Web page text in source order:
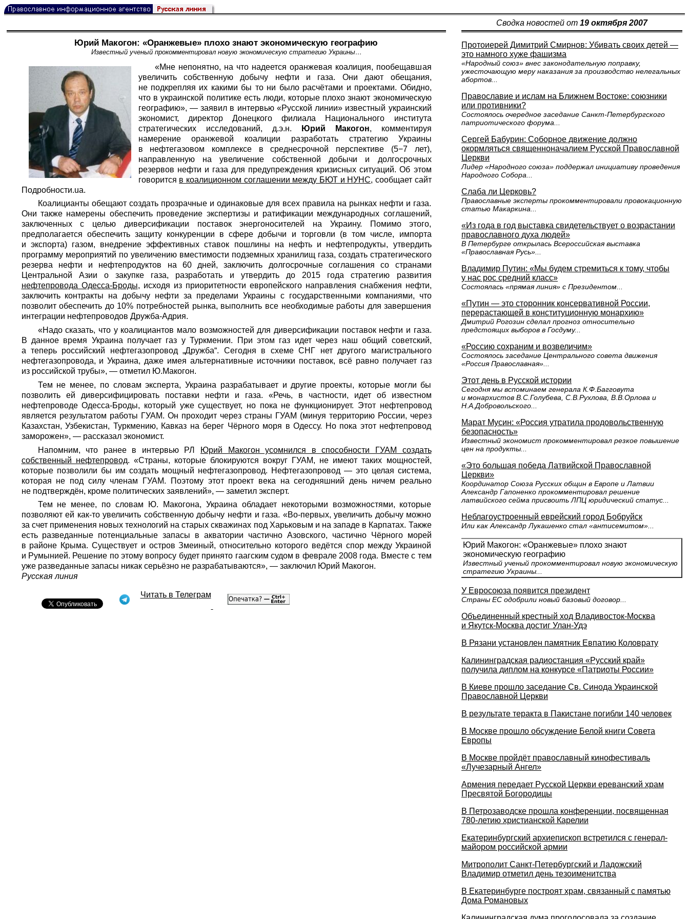
Сводка новостей от 19 октября 2007
Юрий Макогон: «Оранжевые» плохо знают экономическую географию
Известный ученый прокомментировал новую экономическую стратегию Украины…
«Мне непонятно, на что надеется оранжевая коалиция, пообещавшая
увеличить собственную добычу нефти и газа. Они дают обещания,
не подкрепляя их какими бы то ни было расчётами и проектами. Обидно,
что в украинской политике есть люди, которые плохо знают экономическую
географию», — заявил в интервью «Русской линии» известный украинский
экономист, директор Донецкого филиала Национального института
стратегических исследований, д.э.н.
Юрий Макогон, комментируя
намерение оранжевой коалиции разработать стратегию Украины
в нефтегазовом комплексе в среднесрочной перспективе (5−7 лет),
направленную на увеличение собственной добычи и долгосрочных
резервов нефти и газа для предупреждения кризисных ситуаций. Об этом
говорится в коалиционном соглашении между БЮТ и НУНС, сообщает сайт
Подробности.ua.
Коалицианты обещают создать прозрачные и одинаковые для всех правила на рынках нефти и газа.
Они также намерены обеспечить проведение экспертизы и ратификации международных соглашений,
заключенных с целью диверсификации поставок энергоносителей на Украину. Помимо этого,
предполагается обеспечить защиту конкуренции в сфере добычи и торговли (в том числе, импорта
и экспорта) газом, внедрение эффективных ставок пошлины на нефть и нефтепродукты, утвердить
программу мероприятий по увеличению вместимости подземных хранилищ газа, создать стратегического
резерва нефти и нефтепродуктов на 60 дней, заключить долгосрочные соглашения со странами
Центральной Азии о закупке газа, разработать и утвердить до 2015 года стратегию развития
нефтепровода Одесса-Броды, исходя из приоритетности европейского направления снабжения нефти,
заключить контракты на добычу нефти за пределами Украины с государственными компаниями, что
позволит обеспечить до 10% потребностей рынка, выполнить все необходимые работы для завершения
интеграции нефтепроводов Дружба-Адрия.
«Надо сказать, что у коалициантов мало возможностей для диверсификации поставок нефти и газа.
В данное время Украина получает газ у Туркмении. При этом газ идет через наш общий советский,
а теперь российский нефтегазопровод „Дружба“. Сегодня в схеме СНГ нет другого магистрального
нефтегазопровода, и Украина, даже имея альтернативные источники поставок, всё равно получает газ
из российской трубы», — отметил Ю.Макогон.
Тем не менее, по словам эксперта, Украина разрабатывает и другие проекты, которые могли бы
позволить ей диверсифицировать поставки нефти и газа. «Речь, в частности, идет об известном
нефтепроводе Одесса-Броды, который уже существует, но пока не функционирует. Этот нефтепровод
является результатом работы ГУАМ. Он проходит через страны ГУАМ (минуя территорию России, через
Казахстан, Узбекистан, Туркмению, Кавказ на берег Чёрного моря в Одессу. Но пока этот нефтепровод
заморожен», — рассказал экономист.
Напомним, что ранее в интервью РЛ
Юрий Макогон усомнился в способности ГУАМ создать
собственный нефтепровод. «Страны, которые блокируются вокруг ГУАМ, не имеют таких мощностей,
которые позволили бы им создать мощный нефтегазопровод. Нефтегазопровод — это целая система,
которая не под силу членам ГУАМ. Поэтому этот проект века на сегодняшний день ничем реально
не подтверждён, кроме политических заявлений», — заметил эксперт.
Тем не менее, по словам Ю. Макогона, Украина обладает некоторыми возможностями, которые
позволяют ей как-то увеличить собственную добычу нефти и газа. «Во-первых, увеличить добычу можно
за счет применения новых технологий на старых скважинах под Харьковым и на западе в Карпатах. Также
есть разведанные потенциальные запасы в акватории частично Азовского, частично Чёрного морей
в районе Крыма. Существует и остров Змеиный, относительно которого ведётся спор между Украиной
и Румынией. Решение по этому вопросу будет принято гаагским судом в феврале 2008 года. Вместе с тем
уже разведанные запасы никак серьёзно не разрабатываются», — заключил Юрий Макогон.
Русская линия
Читать в Телеграм
Протоиерей Димитрий Смирнов: Убивать своих детей —
это намного хуже фашизма
«Народный союз» внес законодательную поправку,
ужесточающую меру наказания за производство нелегальных
абортов...
Православие и ислам на Ближнем Востоке: союзники
или противники?
Состоялось очередное заседание Санкт-Петербургского
патриотического форума...
Сергей Бабурин: Соборное движение должно
окормляться священноначалием Русской Православной
Церкви
Лидер «Народного союза» поддержал инициативу проведения
Народного Собора...
Слаба ли Церковь?
Православные эксперты прокомментировали провокационную
статью Макаркина...
«Из года в год выставка свидетельствует о возрастании
православного духа людей»
В Петербурге открылась Всероссийская выставка
«Православная Русь»...
Владимир Путин: «Мы будем стремиться к тому, чтобы
у нас рос средний класс»
Состоялась «прямая линия» с Президентом...
«Путин — это сторонник консервативной России,
перерастающей в конституционную монархию»
Дмитрий Рогозин сделал прогноз относительно
предстоящих выборов в Госдуму...
«Россию сохраним и возвеличим»
Состоялось заседание Центрального совета движения
«Россия Православная»...
Этот день в Русской истории
Сегодня мы вспоминаем генерала К.Ф.Багговута
и монархистов В.С.Голубева, С.В.Рухлова, В.В.Орлова и
Н.А.Добровольского...
Марат Мусин: «Россия утратила продовольственную
безопасность»
Известный экономист прокомментировал резкое повышение
цен на продукты...
«Это большая победа Латвийской Православной
Церкви»
Координатор Союза Русских общин в Европе и Латвии
Александр Гапоненко прокомментировал решение
латвийского сейма присвоить ЛПЦ юридический статус...
Неблагоустроенный еврейский город Бобруйск
Или как Александр Лукашенко стал «антисемитом»...
Юрий Макогон: «Оранжевые» плохо знают
экономическую географию
Известный ученый прокомментировал новую экономическую
стратегию Украины...
У Евросоюза появится президент
Страны ЕС одобрили новый базовый договор...
Объединенный крестный ход Владивосток-Москва
и Якутск-Москва достиг Улан-Удэ
В Рязани установлен памятник Евпатию Коловрату
Калининградская радиостанция «Русский край»
получила диплом на конкурсе «Патриоты России»
В Киеве прошло заседание Св. Синода Украинской
Православной Церкви
В результате теракта в Пакистане погибли 140 человек
В Москве прошло обсуждение Белой книги Совета
Европы
В Москве пройдёт православный кинофестиваль
«Лучезарный Ангел»
Армения передает Русской Церкви ереванский храм
Пресвятой Богородицы
В Петрозаводске прошла конференции, посвященная
780-летию христианской Карелии
Екатеринбургский архиепископ встретился с генерал-
майором российской армии
Митрополит Санкт-Петербургский и Ладожский
Владимир отметил день тезоименитства
В Екатеринбурге построят храм, связанный с памятью
Дома Романовых